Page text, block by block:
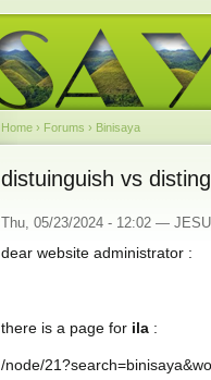
Home › Forums › Binisaya
distuinguish vs
Thu, 05/23/2024 - 12:02 —
dear website administrator :
there is a page for ila :
/node/